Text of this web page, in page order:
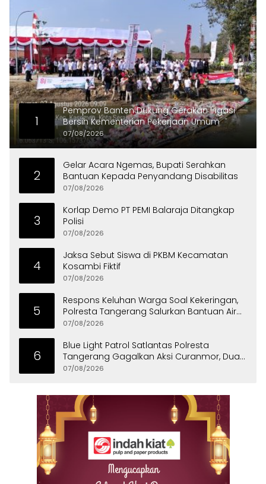
1
Pemprov Banten Dukung Gerakan Irigasi
Bersih Kementerian Pekerjaan Umum
07/08/2026
2
Gelar Acara Ngemas, Bupati Serahkan
Bantuan Kepada Penyandang Disabilitas
07/08/2026
3
Korlap Demo PT PEMI Balaraja Ditangkap
Polisi
07/08/2026
4
Jaksa Sebut Siswa di PKBM Kecamatan
Kosambi Fiktif
07/08/2026
5
Respons Keluhan Warga Soal Kekeringan,
Polresta Tangerang Salurkan Bantuan Air
Bersih ke Panongan
07/08/2026
6
Blue Light Patrol Satlantas Polresta
Tangerang Gagalkan Aksi Curanmor, Dua
Pria Diamankan
07/08/2026